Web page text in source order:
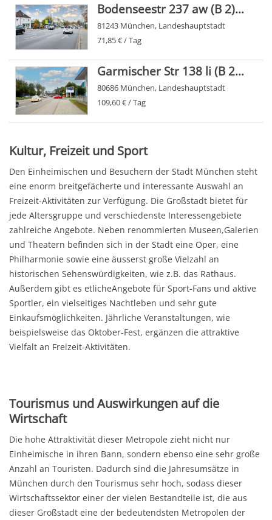
Bodenseestr 237 aw (B 2)/Brunhamstr
81243 München, Landeshauptstadt
71,85 € / Tag
Garmischer Str 138 li (B 2/E 54)/Grüntenstr
80686 München, Landeshauptstadt
109,60 € / Tag
Kultur, Freizeit und Sport
Den Einheimischen und Besuchern der Stadt München steht
eine enorm breitgefächerte und interessante Auswahl an
Freizeit-Aktivitäten zur Verfügung. Die Großstadt bietet für
jede Altersgruppe und verschiedenste Interessengebiete
zahlreiche Angebote. Neben renommierten Museen,Galerien
und Theatern befinden sich in der Stadt eine Oper, eine
Philharmonie sowie eine äusserst große Vielzahl an
historischen Sehenswürdigkeiten, wie z.B. das Rathaus.
Außerdem gibt es etlicheAngebote für Sport-Fans und aktive
Sportler, ein vielseitiges Nachtleben und sehr gute
Einkaufsmöglichkeiten. Jährliche Veranstaltungen, wie
beispielsweise das Oktober-Fest, ergänzen die attraktive
Vielfalt an Freizeit-Aktivitäten.
Tourismus und Auswirkungen auf die
Wirtschaft
Die hohe Attraktivität dieser Metropole zieht nicht nur
Einheimische in ihren Bann, sondern ebenso eine sehr große
Anzahl an Touristen. Dadurch sind die Jahresumsätze in
München durch den Tourismus sehr hoch, sodass dieser
Wirtschaftssektor einer der vielen Bestandteile ist, die aus
dieser Großstadt eine der bedeutendsten Metropolen der